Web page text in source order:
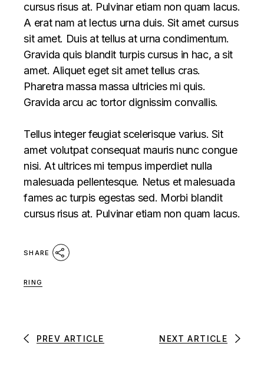
cursus risus at. Pulvinar etiam non quam lacus.
A erat nam at lectus urna duis. Sit amet cursus
sit amet. Duis at tellus at urna condimentum.
Gravida quis blandit turpis cursus in hac, a sit
amet. Aliquet eget sit amet tellus cras.
Pharetra massa massa ultricies mi quis.
Gravida arcu ac tortor dignissim convallis.
Tellus integer feugiat scelerisque varius. Sit
amet volutpat consequat mauris nunc congue
nisi. At ultrices mi tempus imperdiet nulla
malesuada pellentesque. Netus et malesuada
fames ac turpis egestas sed. Morbi blandit
cursus risus at. Pulvinar etiam non quam lacus.
SHARE
RING
PREV ARTICLE NEXT ARTICLE